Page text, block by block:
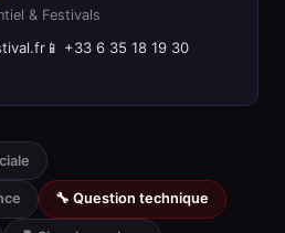
& Festivals
📱 +33 6 35 18 19 30
🔧 Question technique